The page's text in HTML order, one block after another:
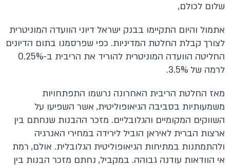
שלום לכולם,
אתמול והיום התקיימו בבנק ישראל דיוני הוועדה המוניטרית
לצורך קבלת החלטת המדיניות. כפי שפרסמנו בתום הדיונים
החליטה הוועדה המוניטרית להוריד את הריבית ב-0.25%
לרמה של 3.5%.
מאז החלטת הריבית האחרונה נרשמו התפתחויות
משמעותיות בסביבה הגיאופוליטית, אשר השפיעו על
השווקים המקומיים והגלובליים. מזכר ההבנות שנחתם בין
ארצות הברית לאיראן הוביל לירידה במחירי האנרגיה
ולהתמתנות במתיחות הגיאופוליטית הגלובלית. אולם, רמת
אי הוודאות עודנה גבוהה. במקביל, נחתם מזכר הבנות בין